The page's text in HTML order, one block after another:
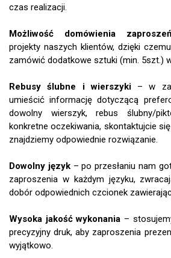
czas realizacji.
Możliwość domówienia zaproszeń
projekty naszych klientów, dzięki
zamówić dodatkowe sztuki (min. 5szt.)
Rebusy ślubne i wierszyki– w
umieścić informację dotyczącą
dowolny wierszyk, rebus ślubny/
konkretne oczekiwania, skontaktujcie
znajdziemy odpowiednie rozwiązanie.
Dowolny język– po przesłaniu nam
zaproszenia w każdym języku,
dobór odpowiednich czcionek
Wysoka jakość wykonania –
precyzyjny druk, aby zaproszenia
wyjątkowo.